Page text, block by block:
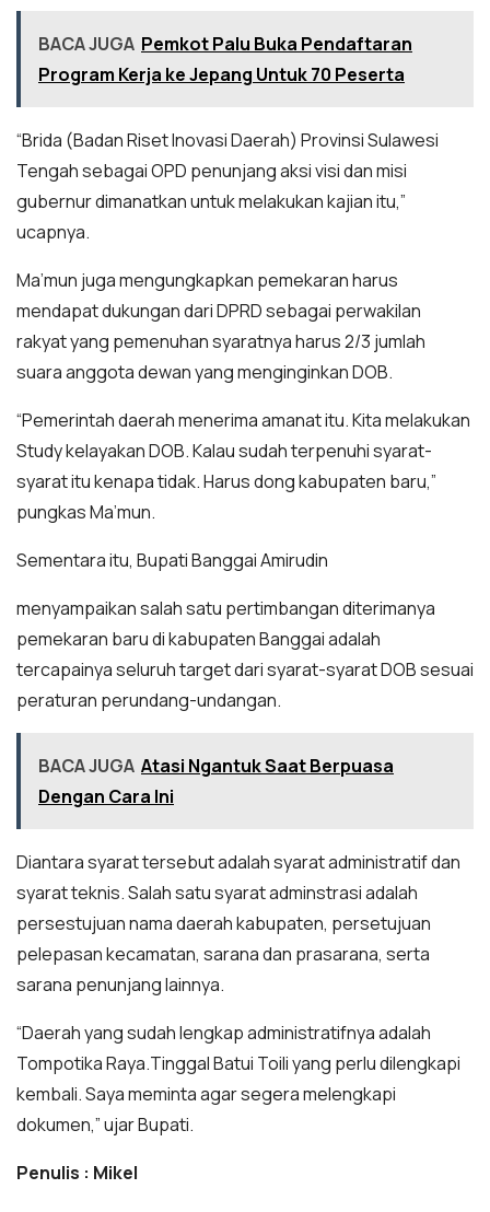
BACA JUGA Pemkot Palu Buka Pendaftaran
Program Kerja ke Jepang Untuk 70 Peserta
“Brida (Badan Riset Inovasi Daerah) Provinsi Sulawesi
Tengah sebagai OPD penunjang aksi visi dan misi
gubernur dimanatkan untuk melakukan kajian itu,”
ucapnya.
Ma’mun juga mengungkapkan pemekaran harus
mendapat dukungan dari DPRD sebagai perwakilan
rakyat yang pemenuhan syaratnya harus 2/3 jumlah
suara anggota dewan yang menginginkan DOB.
“Pemerintah daerah menerima amanat itu. Kita melakukan
Study kelayakan DOB. Kalau sudah terpenuhi syarat-
syarat itu kenapa tidak. Harus dong kabupaten baru,”
pungkas Ma’mun.
Sementara itu, Bupati Banggai Amirudin
menyampaikan salah satu pertimbangan diterimanya
pemekaran baru di kabupaten Banggai adalah
tercapainya seluruh target dari syarat-syarat DOB sesuai
peraturan perundang-undangan.
BACA JUGA Atasi Ngantuk Saat Berpuasa
Dengan Cara Ini
Diantara syarat tersebut adalah syarat administratif dan
syarat teknis. Salah satu syarat adminstrasi adalah
persestujuan nama daerah kabupaten, persetujuan
pelepasan kecamatan, sarana dan prasarana, serta
sarana penunjang lainnya.
“Daerah yang sudah lengkap administratifnya adalah
Tompotika Raya.Tinggal Batui Toili yang perlu dilengkapi
kembali. Saya meminta agar segera melengkapi
dokumen,” ujar Bupati.
Penulis : Mikel